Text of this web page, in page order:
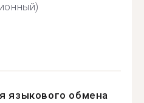
языкового обмена